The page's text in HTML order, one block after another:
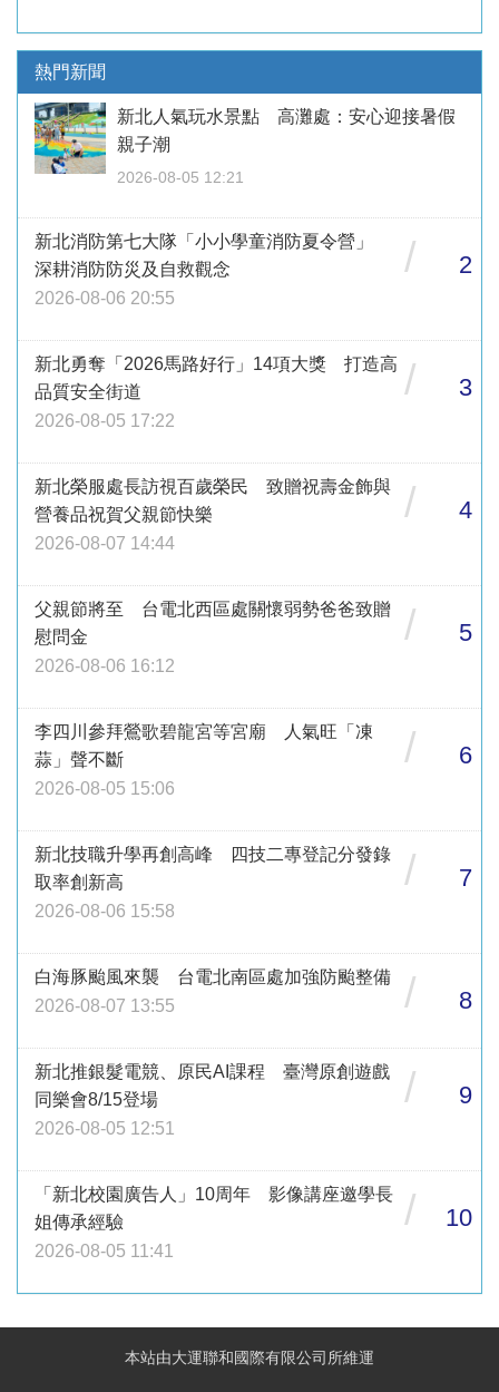
熱門新聞
新北人氣玩水景點 高灘處：安心迎接暑假
親子潮
2026-08-05 12:21
新北消防第七大隊「小小學童消防夏令營」
深耕消防防災及自救觀念
2026-08-06 20:55
/ 2
新北勇奪「2026馬路好行」14項大獎 打造高
品質安全街道
2026-08-05 17:22
/ 3
新北榮服處長訪視百歲榮民 致贈祝壽金飾與
營養品祝賀父親節快樂
2026-08-07 14:44
/ 4
父親節將至 台電北西區處關懷弱勢爸爸致贈
慰問金
2026-08-06 16:12
/ 5
李四川參拜鶯歌碧龍宮等宮廟 人氣旺「凍
蒜」聲不斷
2026-08-05 15:06
/ 6
新北技職升學再創高峰 四技二專登記分發錄
取率創新高
2026-08-06 15:58
/ 7
白海豚颱風來襲 台電北南區處加強防颱整備
2026-08-07 13:55
/ 8
新北推銀髮電競、原民AI課程 臺灣原創遊戲
同樂會8/15登場
2026-08-05 12:51
/ 9
「新北校園廣告人」10周年 影像講座邀學長
姐傳承經驗
2026-08-05 11:41
/ 10
本站由大運聯和國際有限公司所維運